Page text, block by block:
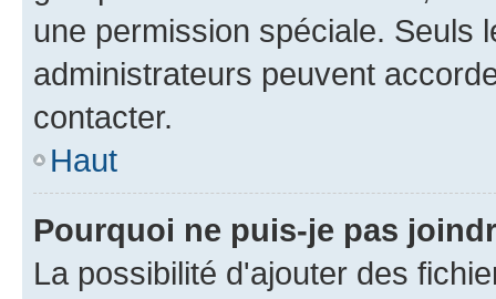
une permission spéciale. Seuls
administrateurs peuvent
contacter.
Haut
Pourquoi ne puis-je pas
La possibilité d'ajouter des